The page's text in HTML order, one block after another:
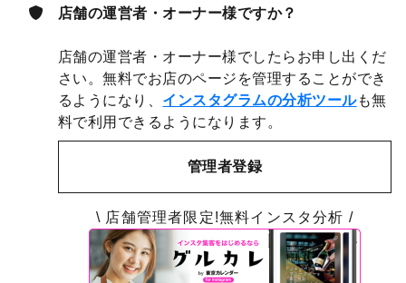
店舗の運営者・オーナー様ですか？
店舗の運営者・オーナー様でしたらお申し出くだ
さい。無料でお店のページを管理することができ
るようになり、 インスタグラムの分析ツールも無
料で利用できるようになります。
管理者登録
\ 店舗管理者限定!無料インスタ分析 /